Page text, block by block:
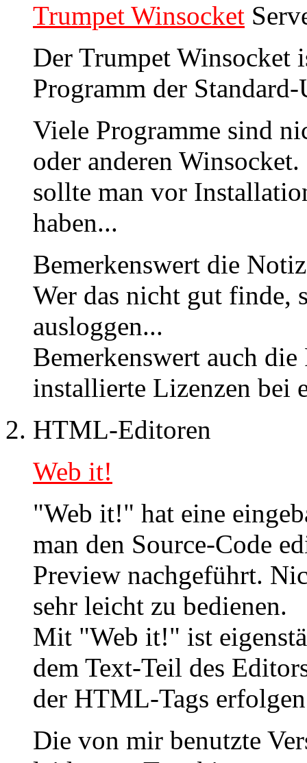
Trumpet Winsocket
Der Trumpet Winsocket
Programm der
Viele Programme sind
oder anderen
sollte man vor
haben...
Bemerkenswert die
Wer das nicht gut finde,
ausloggen...
Bemerkenswert auch
installierte Lizenzen bei
HTML-Editoren
Web it!
"Web it!" hat eine
man den Source-Code
Preview nachgeführt.
sehr leicht zu bedienen.
Mit "Web it!" ist
dem Text-Teil des
der HTML-Tags
Die von mir benutzte